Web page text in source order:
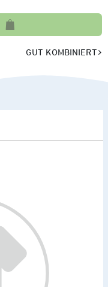
GUT KOMBINIERT